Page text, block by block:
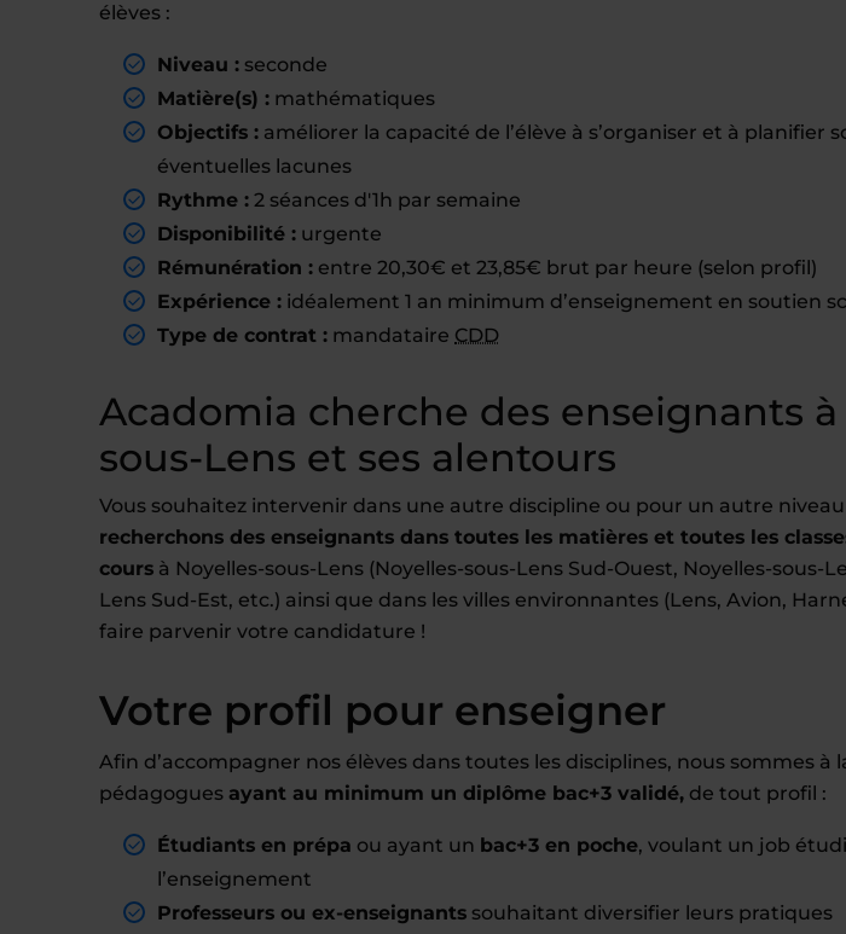
élèves :
Niveau : seconde
Matière(s) : mathématiques
Objectifs : améliorer la capacité de l’élève à s’organiser et à planifier
éventuelles lacunes
Rythme : 2 séances d'1h par semaine
Disponibilité : urgente
Rémunération : entre 20,30€ et 23,85€ brut par heure (selon profil)
Expérience : idéalement 1 an minimum d’enseignement en soutien
Type de contrat : mandataire CDD
Acadomia cherche des enseignants à
sous-Lens et ses alentours
Vous souhaitez intervenir dans une autre discipline ou pour un autre niveau
recherchons des enseignants dans toutes les matières et toutes les
cours à Noyelles-sous-Lens (Noyelles-sous-Lens Sud-Ouest, Noyelles-sous-
Lens Sud-Est, etc.) ainsi que dans les villes environnantes (Lens, Avion,
faire parvenir votre candidature !
Votre profil pour enseigner
Afin d’accompagner nos élèves dans toutes les disciplines, nous sommes à
pédagogues ayant au minimum un diplôme bac+3 validé, de tout profil :
Étudiants en prépa ou ayant un bac+3 en poche, voulant un job
l’enseignement
Professeurs ou ex-enseignants souhaitant diversifier leurs pratiques